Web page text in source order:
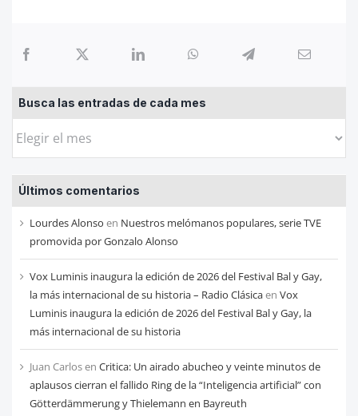
Busca las entradas de cada mes
Busca
entradas
de
cada
mes
Últimos comentarios
Lourdes Alonso en Nuestros melómanos populares, serie TVE
promovida por Gonzalo Alonso
Vox Luminis inaugura la edición de 2026 del Festival Bal y Gay,
la más internacional de su historia – Radio Clásicaen Vox
Luminis inaugura la edición de 2026 del Festival Bal y Gay, la
más internacional de su historia
Juan Carlosen Critica: Un airado abucheo y veinte minutos de
aplausos cierran el fallido Ring de la “Inteligencia artificial” con
Götterdämmerung y Thielemann en Bayreuth